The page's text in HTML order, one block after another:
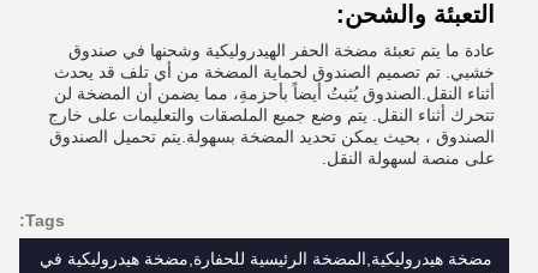
التعبئة والشحن:
عادة ما يتم تعبئة مضخة الحفر الهيدروليكية وشحنها في صندوق
خشبي. تم تصميم الصندوق لحماية المضخة من أي تلف قد يحدث
أثناء النقل.الصندوق يُثبتُ أيضاً بأحزمةِ، مما يضمن أن المضخة لن
تتحرك أثناء النقل. يتم وضع جميع الملصقات والتعليمات على خارج
الصندوق ، بحيث يمكن تحديد المضخة بسهولة.يتم تحميل الصندوق
على منصة لسهولة النقل.
Tags:
مضخة هيدروليكية,المضخة الرئيسية للحفارة,مضخة هيدروليكية في